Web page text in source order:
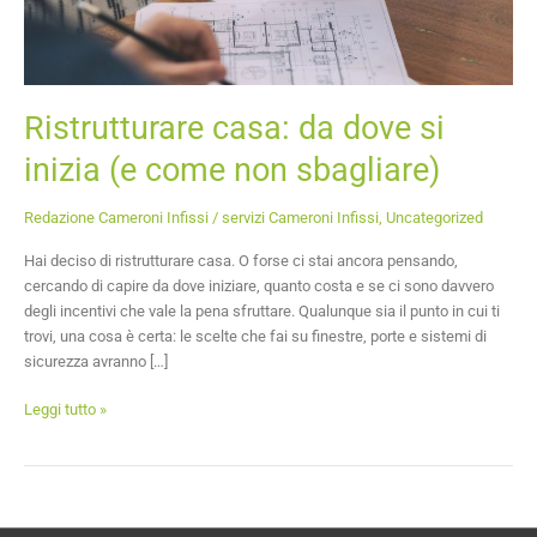
Ristrutturare casa: da dove si
inizia (e come non sbagliare)
Redazione Cameroni Infissi / servizi Cameroni Infissi, Uncategorized
Hai deciso di ristrutturare casa. O forse ci stai ancora pensando,
cercando di capire da dove iniziare, quanto costa e se ci sono davvero
degli incentivi che vale la pena sfruttare. Qualunque sia il punto in cui ti
trovi, una cosa è certa: le scelte che fai su finestre, porte e sistemi di
sicurezza avranno […]
non
Leggi tutto »